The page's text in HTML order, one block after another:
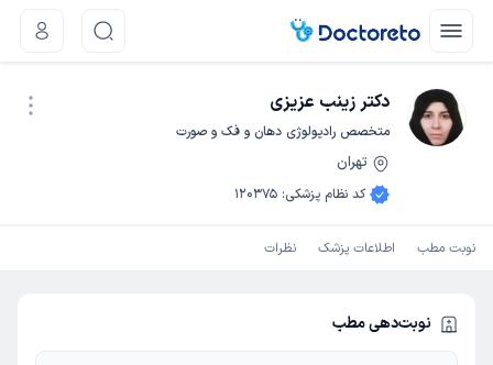
دکتر زینب عزیزی
متخصص رادیولوژی دهان و فک و صورت
تهران
کد نظام پزشکی:
120375
نوبت مطب اطلاعات پزشک نظرات
نوبت‌دهی مطب